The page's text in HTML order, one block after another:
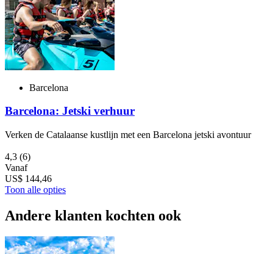
Barcelona
Barcelona: Jetski verhuur
Verken de Catalaanse kustlijn met een Barcelona jetski avontuur
4,3 (6)
Vanaf
US$ 144,46
Toon alle opties
Andere klanten kochten ook